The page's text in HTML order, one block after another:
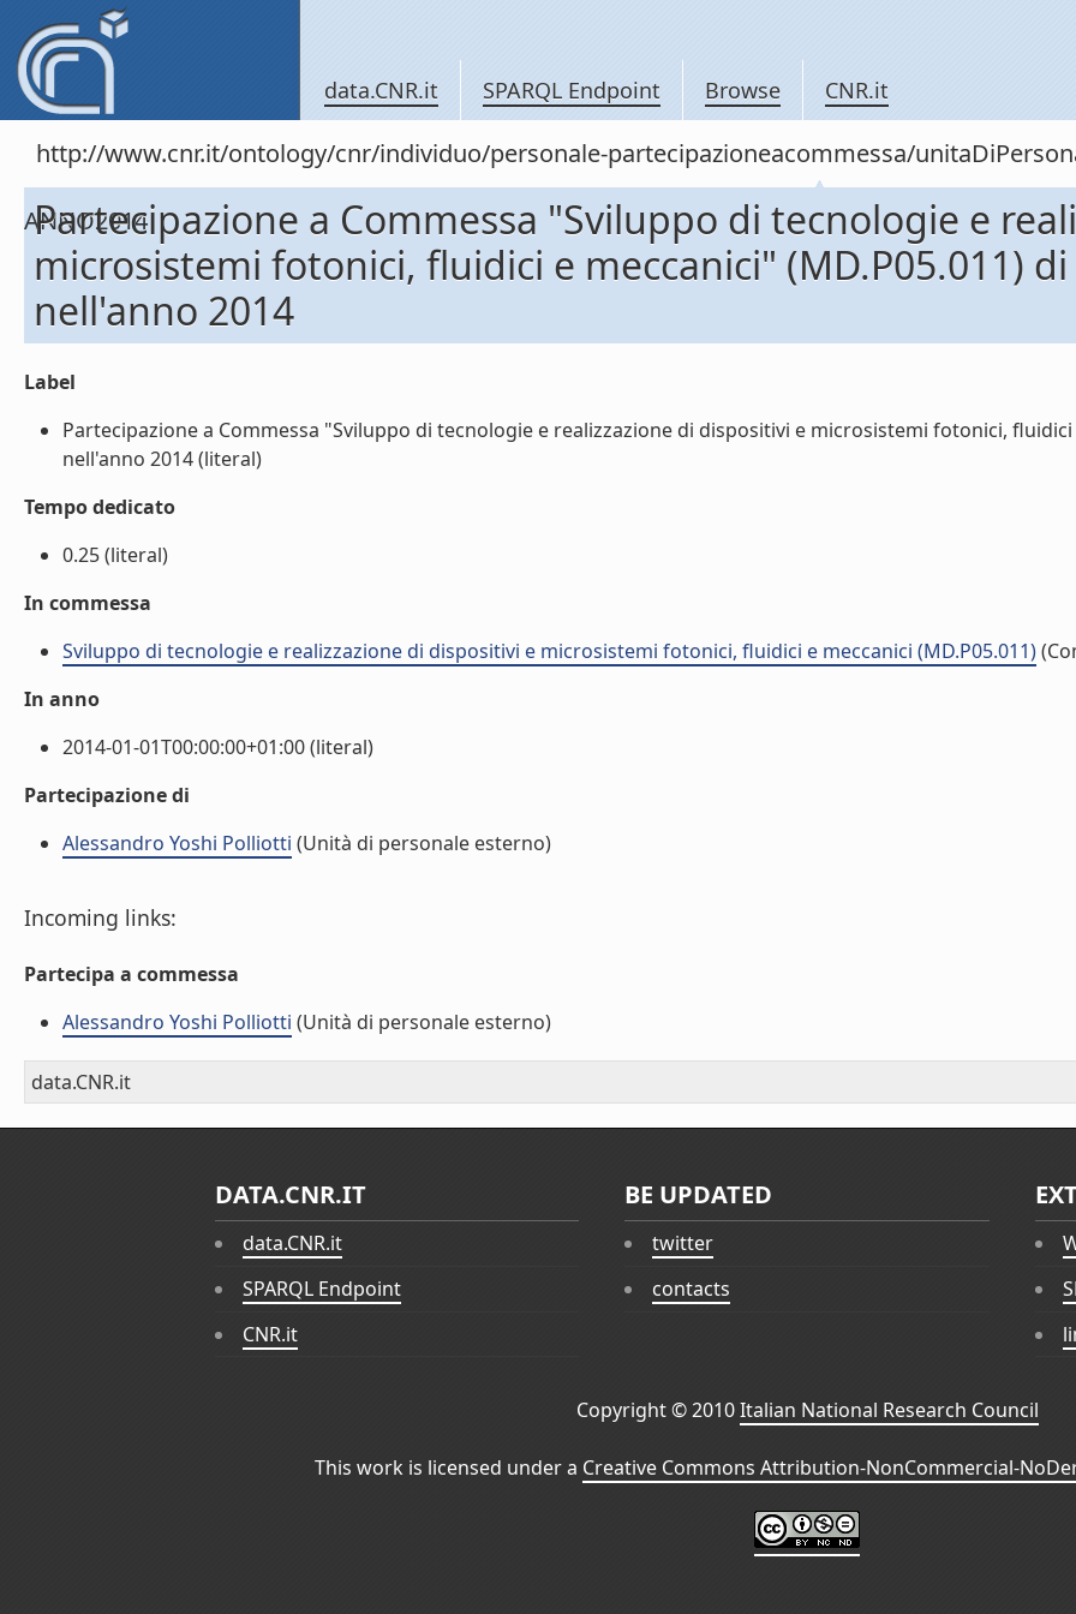
data.CNR.it SPARQL Endpoint Browse CNR.it
http://www.cnr.it/ontology/cnr/individuo/personale-partecipazioneacommessa/
ANNO2014
Partecipazione a Commessa "Sviluppo di tecnologie e
microsistemi fotonici, fluidici e meccanici" (MD.P05.011)
nell'anno 2014
Label
Partecipazione a Commessa "Sviluppo di tecnologie e realizzazione di dispositivi e microsistemi fotonici,
nell'anno 2014 (literal)
Tempo dedicato
0.25 (literal)
In commessa
Sviluppo di tecnologie e realizzazione di dispositivi e microsistemi fotonici, fluidici e meccanici (MD.P05.011)
In anno
2014-01-01T00:00:00+01:00 (literal)
Partecipazione di
Alessandro Yoshi Polliotti (Unità di personale esterno)
Incoming links:
Partecipa a commessa
Alessandro Yoshi Polliotti (Unità di personale esterno)
data.CNR.it
DATA.CNR.IT
data.CNR.it
SPARQL Endpoint
CNR.it
BE UPDATED
twitter
contacts
Copyright © 2010Italian National Research Council
This work is licensed under a Creative Commons Attribution-NonCommercial-